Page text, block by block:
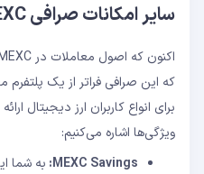
سایر امکانات صرافی MEXC
که این صرافی فراتر از یک پلتفرم
برای انواع کاربران ارز دیجیتال
ویژگی‌ها اشاره می‌کنیم:
MEXC Savings: به شما